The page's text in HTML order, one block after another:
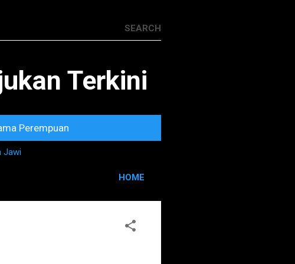
Terkini
Perempuan
Jawi
HOME